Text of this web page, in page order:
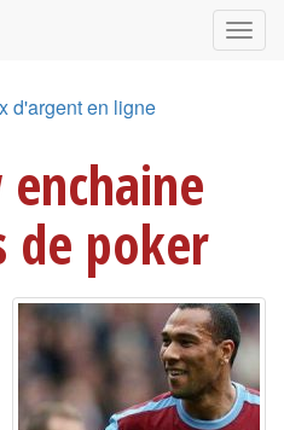
d'argent en ligne
enchaine
de poker